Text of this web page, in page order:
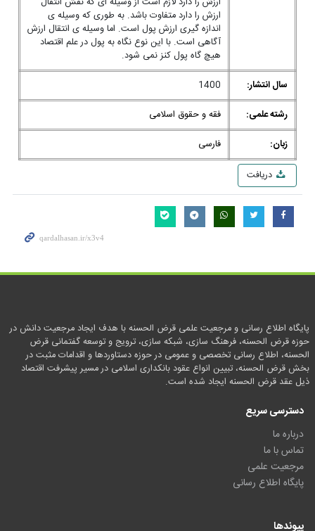
ارزش را دارد متفاوت باشد. به طوری که وسیله ی
اندازه گیری ارزش پول است. اما وسیله ی انتقال ارزش
آگاهی است. با این نوع نگاه به پول در علم اقتصاد
هیچ گاه پول کنز نمی شود.
سال انتشار:
1400
رشته علمی:
فقه و حقوق اسلامی
زبان:
فارسی
دریافت
پایگاه اطلاع رسانی و مرجعیت علمی قرض الحسنه با هدف ایجاد مرجعیت دانش در
حوزه قرض الحسنه، فرهنگ سازی، شبکه سازی، ترویج و توسعه گفتمانی قرض
الحسنه، اطلاع رسانی تخصصی و عمومی در حوزه دستاوردها و اقدامات مثبت در
بخش قرض الحسنه، تبیین انواع عقود بانکداری اسلامی در مسیر پیشرفت اقتصاد
ذیل عقد قرض الحسنه ایجاد شده است.
دسترسی سریع
درباره ما
تماس با ما
مرجعیت علمی
پایگاه اطلاع رسانی
پیوندها